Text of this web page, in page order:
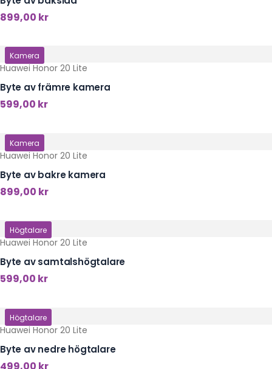
899,00 kr
Klicka här
Kamera
Huawei Honor 20 Lite
Byte av främre kamera
599,00 kr
Klicka här
Kamera
Huawei Honor 20 Lite
Byte av bakre kamera
899,00 kr
Klicka här
Högtalare
Huawei Honor 20 Lite
Byte av samtalshögtalare
599,00 kr
Klicka här
Högtalare
Huawei Honor 20 Lite
Byte av nedre högtalare
499,00 kr